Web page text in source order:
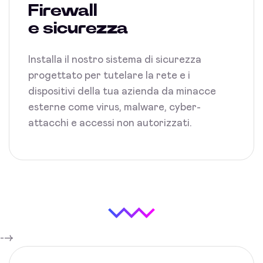
Firewall
e sicurezza
Installa il nostro sistema di sicurezza
progettato per tutelare la rete e i
dispositivi della tua azienda da minacce
esterne come virus, malware, cyber-
attacchi e accessi non autorizzati.
-->